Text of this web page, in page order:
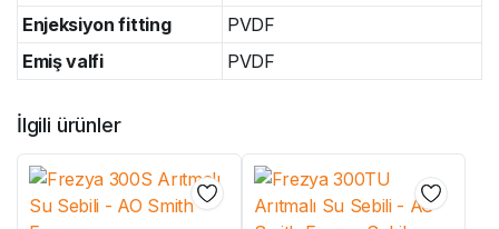
Enjeksiyon fitting
PVDF
Emiş valfi
PVDF
İlgili ürünler